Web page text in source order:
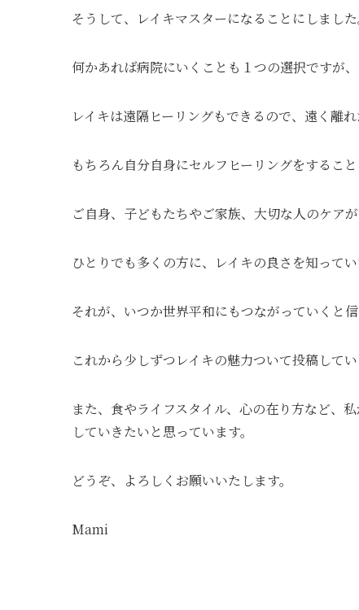
そうして、レイキマスターになることにしました
何かあれば病院にいくことも１つの選択ですが
レイキは遠隔ヒーリングもできるので、遠く離
もちろん自分自身にセルフヒーリングをすること
ご自身、子どもたちやご家族、大切な人のケアが
ひとりでも多くの方に、レイキの良さを知って
それが、いつか世界平和にもつながっていくと信
これから少しずつレイキの魅力ついて投稿してい
また、食やライフスタイル、心の在り方など、
していきたいと思っています。
どうぞ、よろしくお願いいたします。
Mami